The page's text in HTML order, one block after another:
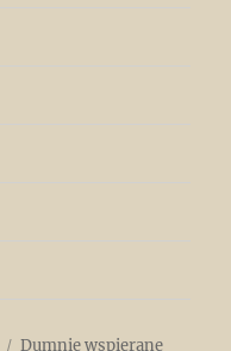
Dumnie wspierane